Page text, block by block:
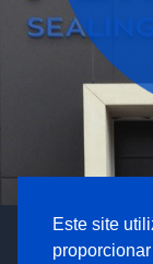
Este site
e